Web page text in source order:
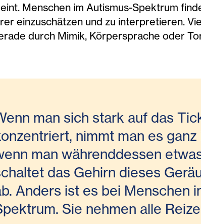
Menschen im Autismus-Spektrum
einzuschätzen und zu interpretieren.
durch Mimik, Körpersprache oder
man sich stark auf das
nimmt man es ganz
man währenddessen
das Gehirn dieses
Anders ist es bei Menschen
Sie nehmen alle